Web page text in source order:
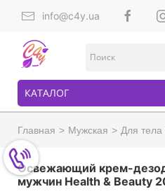
info@c4y.ua
КАТАЛОГ
Главная Мужская Для тела
Освежающий крем-
мужчин Health & Beauty